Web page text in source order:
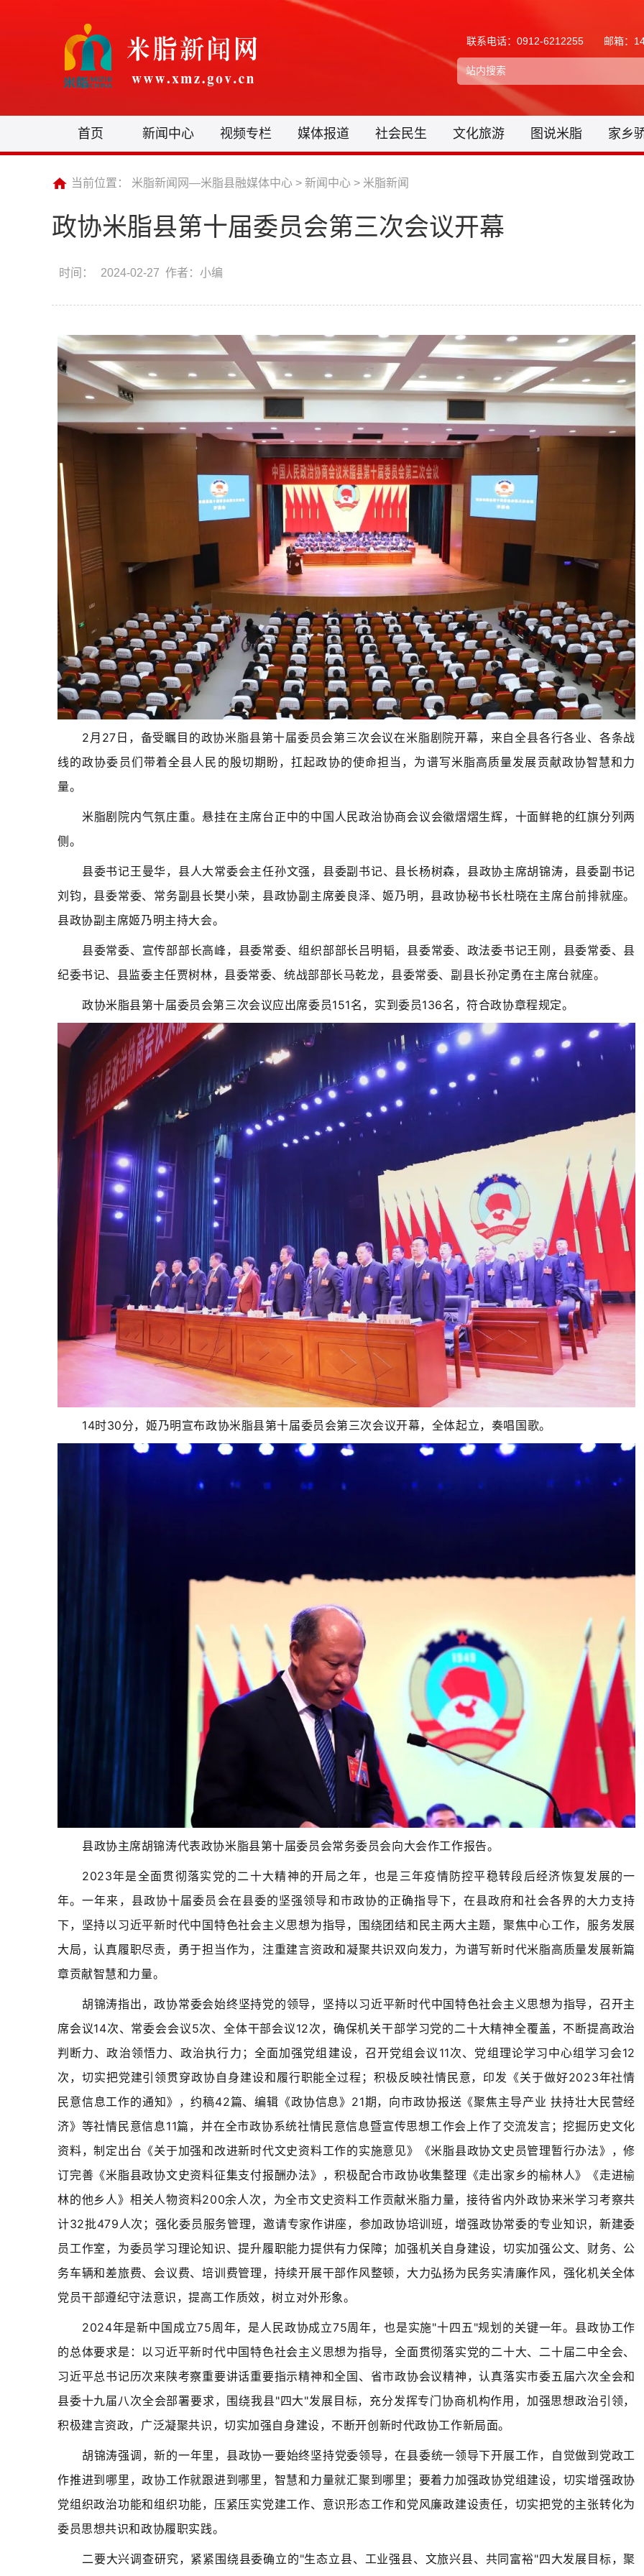
联系电话：0912-6212255 邮箱：
首页 新闻中心 视频专栏 媒体报道 社会民生 文化旅游 图说米脂 家乡
当前位置： 米脂新闻网—米脂县融媒体中心 > 新闻中心 > 米脂新闻
政协米脂县第十届委员会第三次会议开幕
时间： 2024-02-27 作者：小编
​2月27日，备受瞩目的政协米脂县第十届委员会第三次会议在米脂剧院开幕，来自全县各行各业、各条战
线的政协委员们带着全县人民的殷切期盼，扛起政协的使命担当，为谱写米脂高质量发展贡献政协智慧和力
量。
米脂剧院内气氛庄重。悬挂在主席台正中的中国人民政治协商会议会徽熠熠生辉，十面鲜艳的红旗分列两
侧。
县委书记王曼华， 县人大常委会主任孙文强，县委副书记、县长杨树森，县政协主席胡锦涛，县委副书记
刘钧，县委常委、常务副县长樊小荣，县政协副主席姜良泽、姬乃明， 县政协秘书长杜晓在主席台前排就座。
县政协副主席姬乃明主持大会。
县委常委、宣传部部长高峰，县委常委、组织部部长吕明韬，县委常委、政法委书记王刚，县委常委、县
纪委书记、县监委主任贾树林，县委常委、统战部部长马乾龙，县委常委、副县长孙定勇在主席台就座。
政协米脂县第十届委员会第三次会议应出席委员151名，实到委员136名，符合政协章程规定。
14时30分，姬乃明宣布政协米脂县第十届委员会第三次会议开幕，全体起立，奏唱国歌。
县政协主席胡锦涛代表政协米脂县第十届委员会常务委员会向大会作工作报告。
2023年是全面贯彻落实党的二十大精神的开局之年，也是三年疫情防控平稳转段后经济恢复发展的一
年。一年来，县政协十届委员会在县委的坚强领导和市政协的正确指导下，在县政府和社会各界的大力支持
下，坚持以习近平新时代中国特色社会主义思想为指导，围绕团结和民主两大主题，聚焦中心工作，服务发展
大局，认真履职尽责，勇于担当作为，注重建言资政和凝聚共识双向发力，为谱写新时代米脂高质量发展新篇
章贡献智慧和力量。
胡锦涛指出，政协常委会始终坚持党的领导，坚持以习近平新时代中国特色社会主义思想为指导，召开主
席会议14次、常委会会议5次、全体干部会议12次，确保机关干部学习党的二十大精神全覆盖，不断提高政治
判断力、政治领悟力、政治执行力；全面加强党组建设，召开党组会议11次、党组理论学习中心组学习会12
次，切实把党建引领贯穿政协自身建设和履行职能全过程；积极反映社情民意，印发《关于做好2023年社情
民意信息工作的通知》，约稿42篇、编辑《政协信息》21期，向市政协报送《聚焦主导产业 扶持壮大民营经
济》等社情民意信息11篇，并在全市政协系统社情民意信息暨宣传思想工作会上作了交流发言；挖掘历史文化
资料，制定出台《关于加强和改进新时代文史资料工作的实施意见》《米脂县政协文史员管理暂行办法》，修
订完善《米脂县政协文史资料征集支付报酬办法》，积极配合市政协收集整理《走出家乡的榆林人》《走进榆
林的他乡人》相关人物资料200余人次，为全市文史资料工作贡献米脂力量，接待省内外政协来米学习考察共
计32批479人次；强化委员服务管理，邀请专家作讲座，参加政协培训班，增强政协常委的专业知识，新建委
员工作室，为委员学习理论知识、提升履职能力提供有力保障；加强机关自身建设，切实加强公文、财务、公
务车辆和差旅费、会议费、培训费管理，持续开展干部作风整顿，大力弘扬为民务实清廉作风，强化机关全体
党员干部遵纪守法意识，提高工作质效，树立对外形象。
2024年是新中国成立75周年，是人民政协成立75周年，也是实施"十四五"规划的关键一年。县政协工作
的总体要求是：以习近平新时代中国特色社会主义思想为指导，全面贯彻落实党的二十大、二十届二中全会、
习近平总书记历次来陕考察重要讲话重要指示精神和全国、省市政协会议精神，认真落实市委五届六次全会和
县委十九届八次全会部署要求，围绕我县"四大"发展目标，充分发挥专门协商机构作用，加强思想政治引领，
积极建言资政，广泛凝聚共识，切实加强自身建设，不断开创新时代政协工作新局面。
胡锦涛强调，新的一年里，县政协一要始终坚持党委领导，在县委统一领导下开展工作，自觉做到党政工
作推进到哪里，政协工作就跟进到哪里，智慧和力量就汇聚到哪里；要着力加强政协党组建设，切实增强政协
党组织政治功能和组织功能，压紧压实党建工作、意识形态工作和党风廉政建设责任，切实把党的主张转化为
委员思想共识和政协履职实践。
二要大兴调查研究，紧紧围绕县委确立的"生态立县、工业强县、文旅兴县、共同富裕"四大发展目标，聚